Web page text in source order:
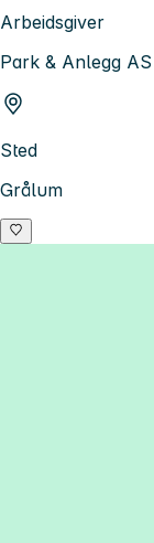
Arbeidsgiver
Park & Anlegg AS
Sted
Grålum